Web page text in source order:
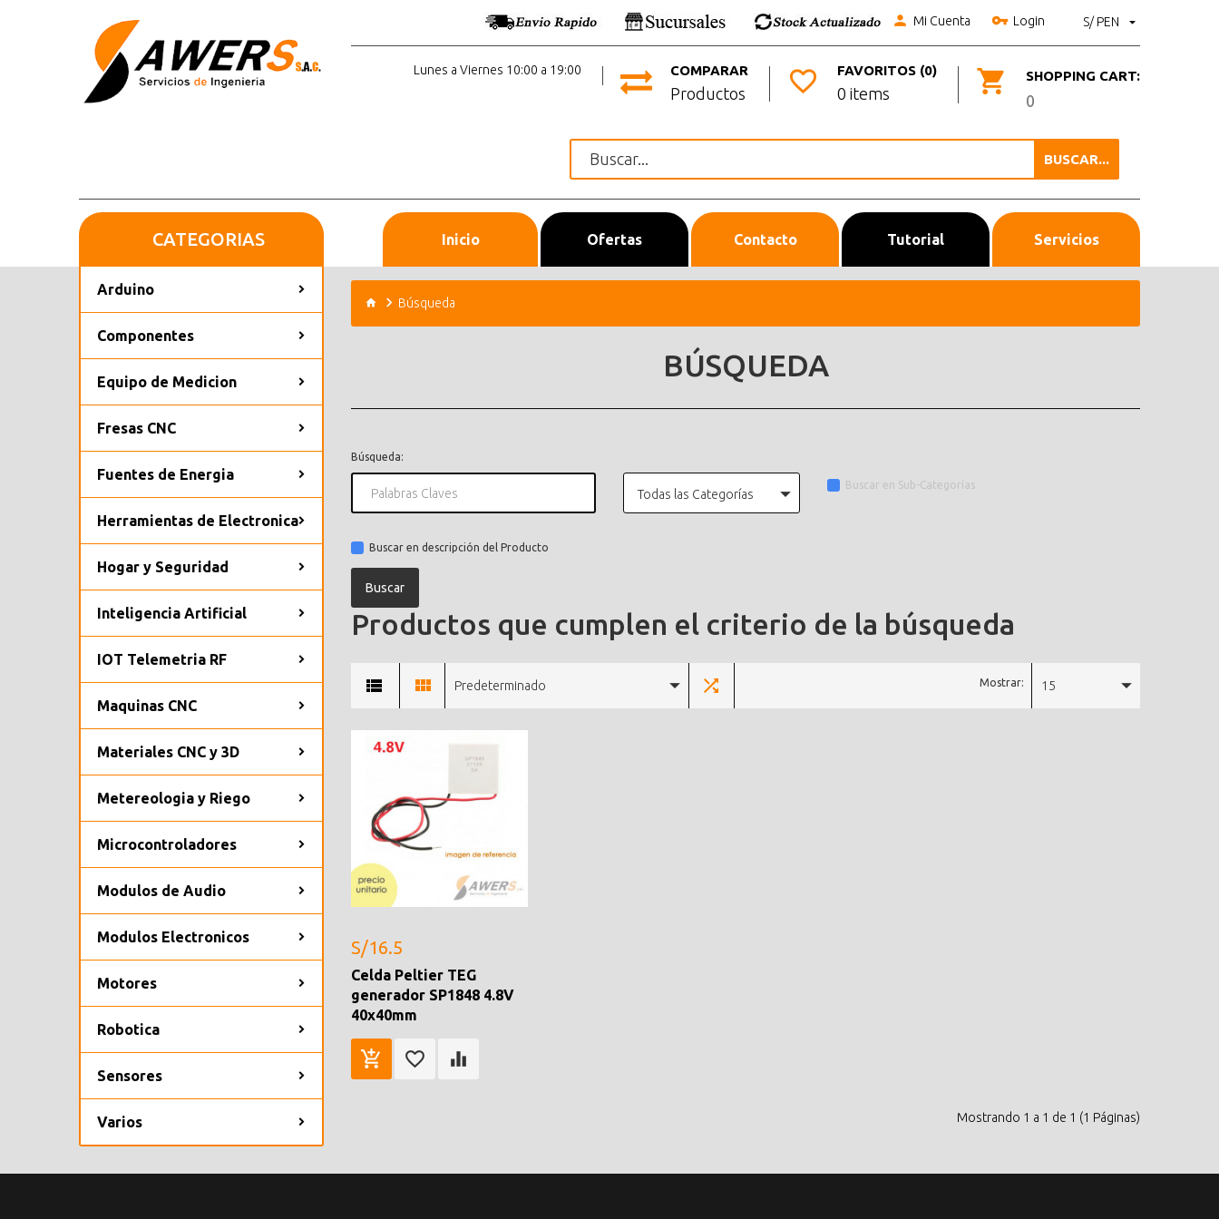
S/ PEN
Mi Cuenta Login
SHOPPING CART:
0
FAVORITOS (0)
0 items
COMPARAR
Productos
Lunes a Viernes 10:00 a 19:00
BUSCAR...
Inicio Ofertas Contacto Tutorial Servicios
CATEGORIAS
Arduino
Componentes
Equipo de Medicion
Fresas CNC
Fuentes de Energia
Herramientas de Electronica
Hogar y Seguridad
Inteligencia Artificial
IOT Telemetria RF
Maquinas CNC
Materiales CNC y 3D
Metereologia y Riego
Microcontroladores
Modulos de Audio
Modulos Electronicos
Motores
Robotica
Sensores
Varios
Búsqueda
BÚSQUEDA
Búsqueda:
Todas las Categorías
Buscar en Sub-Categorías
Buscar en descripción del Producto
Productos que cumplen el criterio de la búsqueda
Predeterminado Mostrar: 15
S/16.5
Celda Peltier TEG
generador SP1848 4.8V
40x40mm
Mostrando 1 a 1 de 1 (1 Páginas)